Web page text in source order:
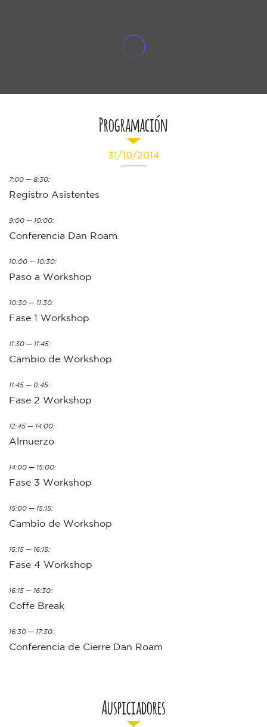
Programación
31/10/2014
7:00 — 8:30:
Registro Asistentes
9:00 — 10:00:
Conferencia Dan Roam
10:00 — 10:30:
Paso a Workshop
10:30 — 11:30:
Fase 1 Workshop
11:30 — 11:45:
Cambio de Workshop
11:45 — 0:45:
Fase 2 Workshop
12:45 — 14:00:
Almuerzo
14:00 — 15:00:
Fase 3 Workshop
15:00 — 15:15:
Cambio de Workshop
15:15 — 16:15:
Fase 4 Workshop
16:15 — 16:30:
Coffe Break
16:30 — 17:30:
Conferencia de Cierre Dan Roam
Auspiciadores